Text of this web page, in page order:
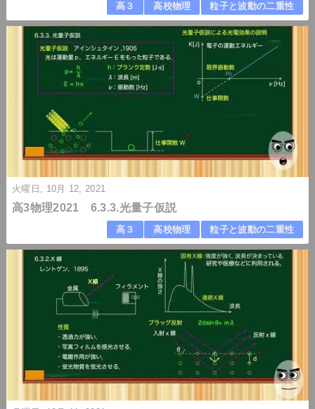
高３ 高校物理 粒子と波動の二重性
火曜日, 10月 12, 2021
高3物理2021 6.3.3.光量子仮説
高３ 高校物理 粒子と波動の二重性